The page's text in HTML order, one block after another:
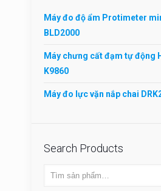
Máy đo độ ẩm Protimeter
BLD2000
Máy chưng cất đạm tự động
K9860
Máy đo lực vặn nắp chai
Search Products